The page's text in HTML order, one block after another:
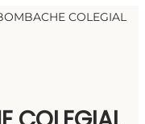
COLEGIAL